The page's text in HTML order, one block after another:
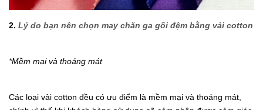
2. Lý do bạn nên chọn may chăn ga gối đệm bằng vải cotton
*Mềm mại và thoáng mát
Các loại vải cotton đều có ưu điểm là mềm mại và thoáng mát,